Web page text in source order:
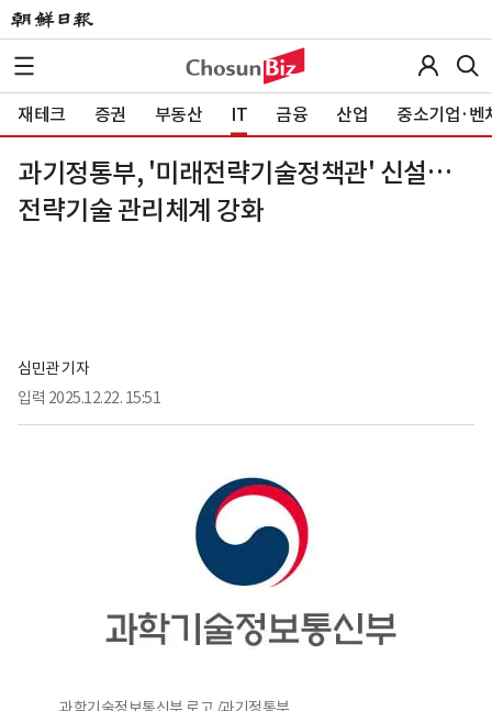
재테크 증권 부동산 IT 금융 산업 중소기업·벤
과기정통부, '미래전략기술정책관' 신설…
전략기술 관리체계 강화
심민관 기자
입력 2025.12.22. 15:51